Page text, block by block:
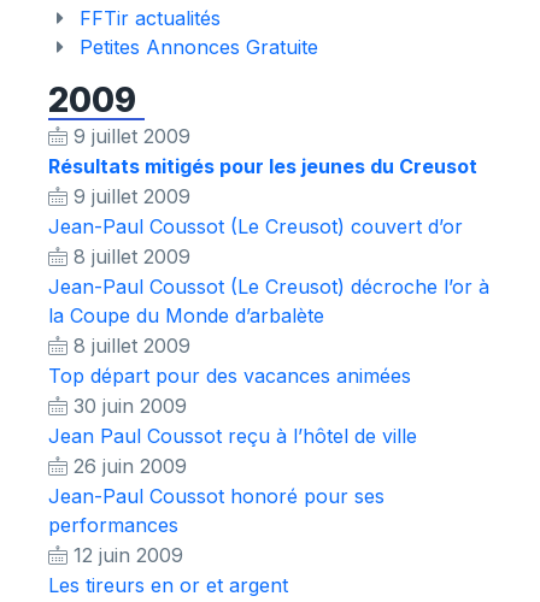
FFTir actualités
Petites Annonces Gratuite
2009
9 juillet 2009
Résultats mitigés pour les jeunes du Creusot
9 juillet 2009
Jean-Paul Coussot (Le Creusot) couvert d’or
8 juillet 2009
Jean-Paul Coussot (Le Creusot) décroche l’or à
la Coupe du Monde d’arbalète
8 juillet 2009
Top départ pour des vacances animées
30 juin 2009
Jean Paul Coussot reçu à l’hôtel de ville
26 juin 2009
Jean-Paul Coussot honoré pour ses
performances
12 juin 2009
Les tireurs en or et argent